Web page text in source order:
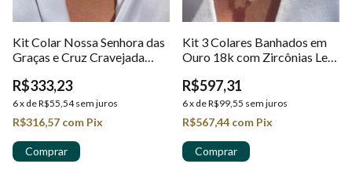
Kit Colar Nossa Senhora das
Graças e Cruz Cravejada
R$333,23
6x deR$55,54 sem juros
R$316,57 com Pix
Kit 3 Colares Banhados em
Ouro 18k com Zircônias Le
R$597,31
6x deR$99,55 sem juros
R$567,44 com Pix